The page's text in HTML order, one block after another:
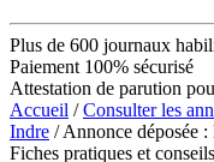
Plus de 600 journaux
Paiement 100% sécurisé
Attestation de parution
Accueil /Consulter les
Indre / Annonce
Fiches pratiques et conseils